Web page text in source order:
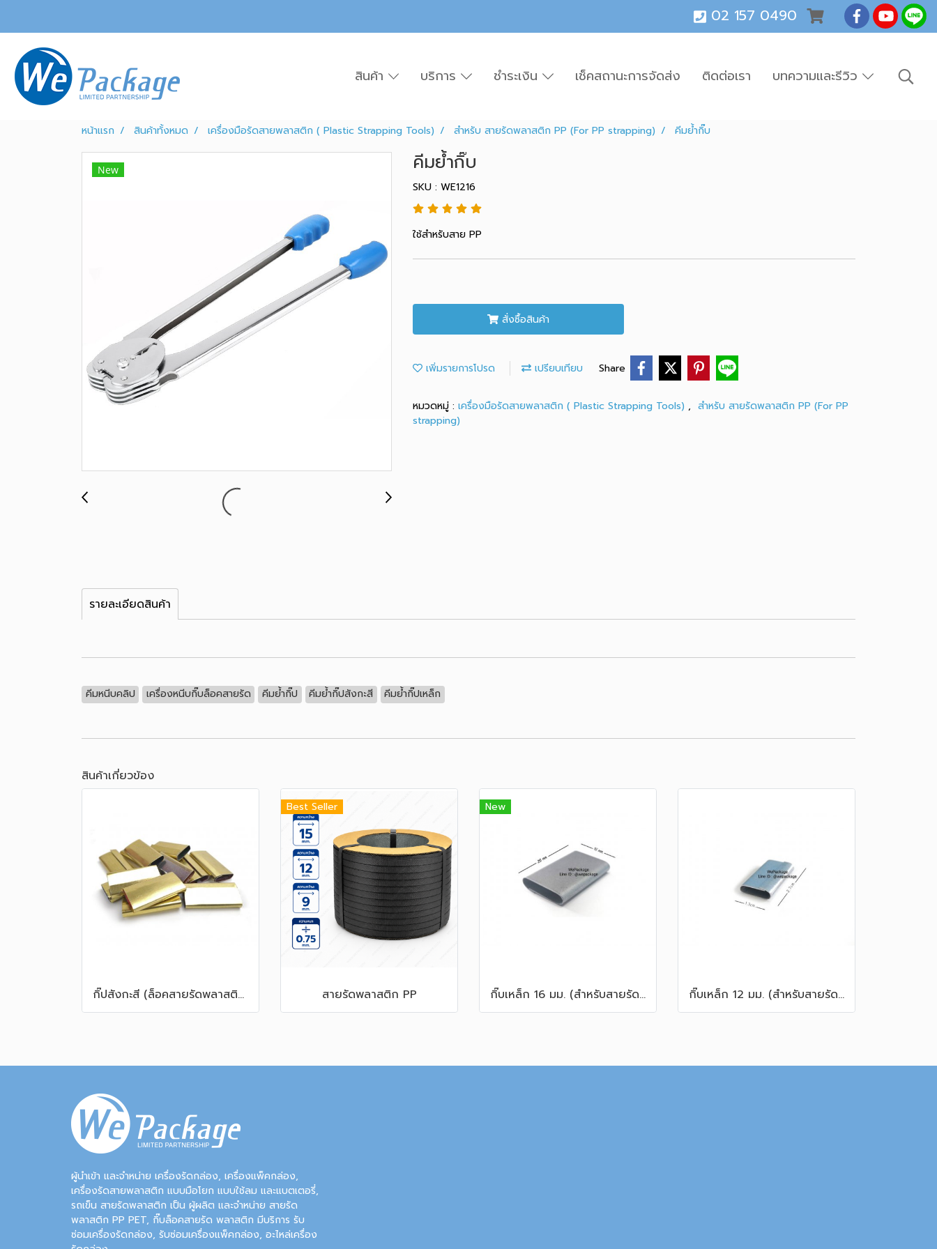
02 157 0490
สินค้า บริการ ชำระเงิน เช็คสถานะการจัดส่ง ติดต่อเรา บทความและรีวิว
หน้าแรก สินค้าทั้งหมด เครื่องมือรัดสายพลาสติก ( Plastic Strapping Tools) สำหรับ สายรัดพลาสติก PP (For PP strapping) คีมย้ำกิ๊บ
New คีมย้ำกิ๊บ
SKU : WE1216
ใช้สำหรับสาย PP
สั่งซื้อสินค้า
เพิ่มรายการโปรด เปรียบเทียบ Share
หมวดหมู่ : เครื่องมือรัดสายพลาสติก ( Plastic Strapping Tools) , สำหรับ สายรัดพลาสติก PP (For PP
strapping)
รายละเอียดสินค้า
คีมหนีบคลิป เครื่องหนีบกิ๊บล็อคสายรัด คีมย้ำกิ๊ป คีมย้ำกิ๊ปสังกะสี คีมย้ำกิ๊ปเหล็ก
สินค้าเกี่ยวข้อง
กิ๊ปสังกะสี (ล็อคสายรัดพลาสติก PP, HD)
Best Seller
สายรัดพลาสติก PP
New
กิ๊บเหล็ก 16 มม. (สำหรับสายรัดพลาสติก PP) กิ๊บเหล็ก 12 มม. (สำหรับสายรัดพลาสติก PP)
ผู้นำเข้า และจำหน่าย เครื่องรัดกล่อง, เครื่องแพ็คกล่อง,
เครื่องรัดสายพลาสติก แบบมือโยก แบบใช้ลม และแบตเตอรี่,
รถเข็น สายรัดพลาสติก เป็น ผู้ผลิต และจำหน่าย สายรัด
พลาสติก PP PET, กิ๊บล็อคสายรัด พลาสติก มีบริการ รับ
ซ่อมเครื่องรัดกล่อง, รับซ่อมเครื่องแพ็คกล่อง, อะไหล่เครื่อง